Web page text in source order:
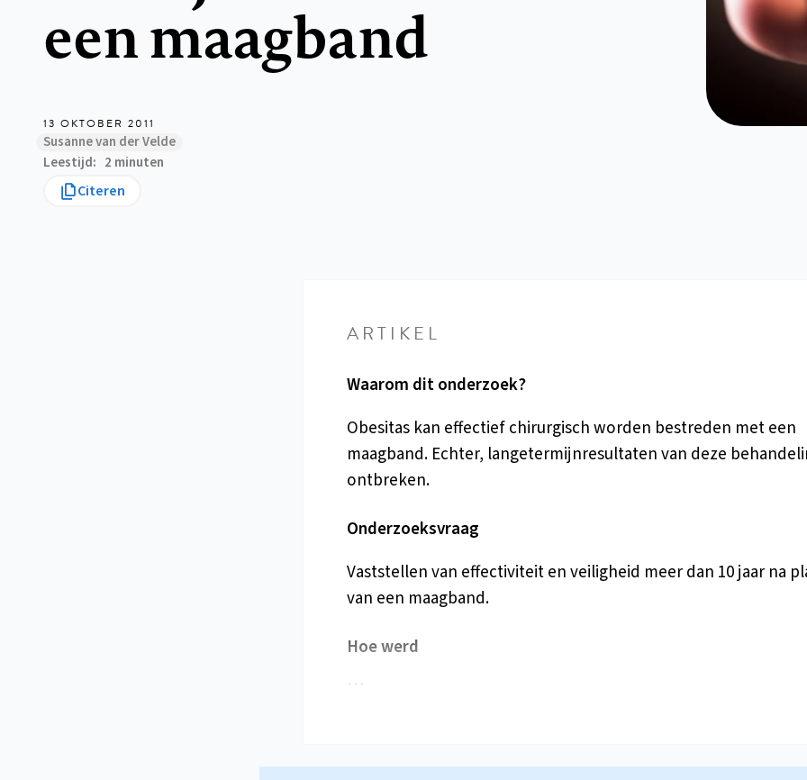
een maagband
13 OKTOBER 2011
Susanne van der Velde
Leestijd
2 minuten
Citeren
ARTIKEL
Waarom dit onderzoek?
Obesitas kan effectief chirurgisch worden bestreden met een
maagband. Echter, langetermijnresultaten van deze
ontbreken.
Onderzoeksvraag
Vaststellen van effectiviteit en veiligheid meer dan 10 jaar na
van een maagband.
Hoe werd
…